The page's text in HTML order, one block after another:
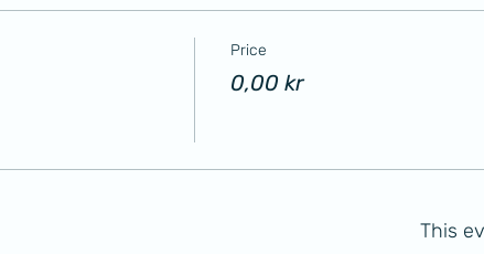
Price
0,00 kr
This